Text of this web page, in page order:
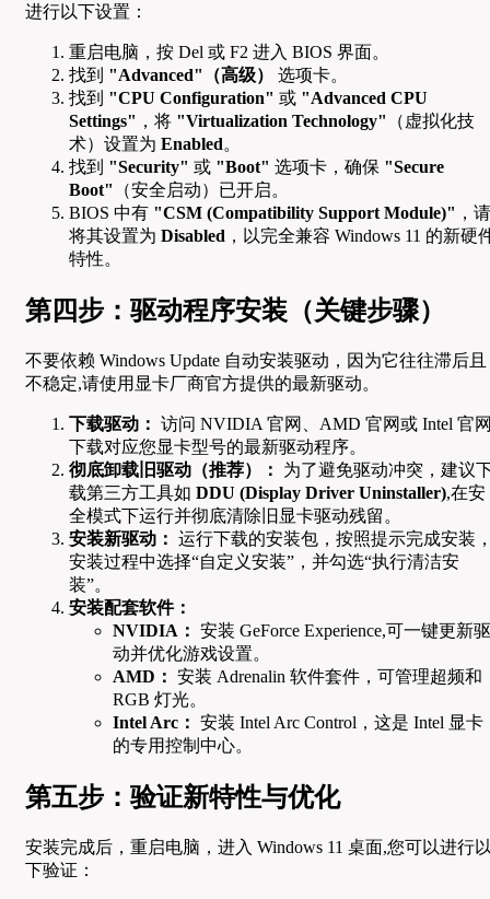
进行以下设置：
重启电脑，按 Del 或 F2 进入 BIOS 界面。
找到 "Advanced"（高级）
选项卡。
找到 "CPU Configuration" 或 "Advanced CPU
Settings" ，将 "Virtualization Technology"
（虚拟化技
术）设置为 Enabled。
找到 "Security" 或 "Boot" 选项卡，确保 "Secure
Boot"
（安全启动）已开启。
BIOS 中有 "CSM (Compatibility Support Module)" ，请
将其设置为 Disabled ，以完全兼容 Windows 11 的新硬
特性。
第四步：驱动程序安装（关键步骤）
不要依赖 Windows Update 自动安装驱动，因为它往往滞后且
不稳定,请使用显卡厂商官方提供的最新驱动。
下载驱动： 访问 NVIDIA 官网、AMD 官网或 Intel 官
下载对应您显卡型号的最新驱动程序。
彻底卸载旧驱动（推荐）：
为了避免驱动冲突，建议
载第三方工具如 DDU (Display Driver Uninstaller),在安
全模式下运行并彻底清除旧显卡驱动残留。
安装新驱动： 运行下载的安装包，按照提示完成安装
安装过程中选择“自定义安装”，并勾选“执行清洁安
装”。
安装配套软件：
NVIDIA： 安装 GeForce Experience,可一键更新驱
动并优化游戏设置。
AMD： 安装 Adrenalin 软件套件，可管理超频和
RGB 灯光。
Intel Arc： 安装 Intel Arc Control，这是 Intel 显卡
的专用控制中心。
第五步：验证新特性与优化
安装完成后，重启电脑，进入 Windows 11 桌面,您可以进行
下验证：